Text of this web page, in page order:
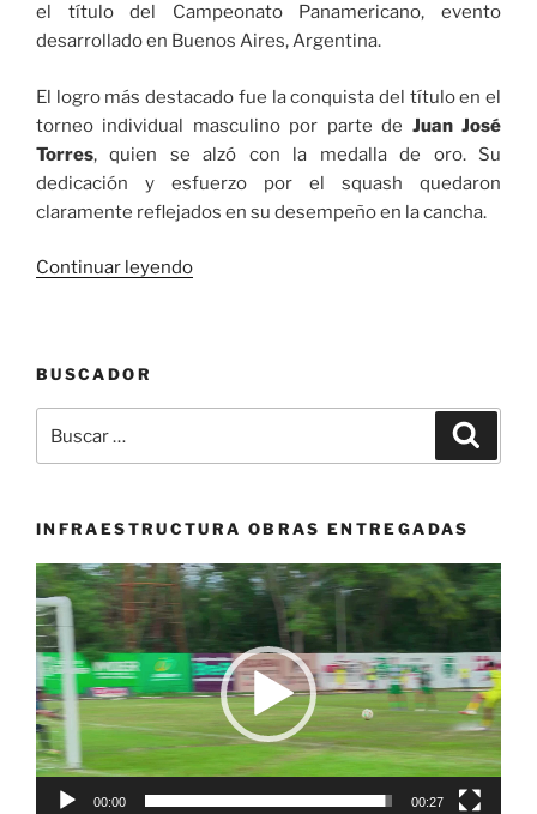
el título del Campeonato Panamericano, evento
desarrollado en Buenos Aires, Argentina.
El logro más destacado fue la conquista del título en el
torneo individual masculino por parte de Juan José
Torres, quien se alzó con la medalla de oro. Su
dedicación y esfuerzo por el squash quedaron
claramente reflejados en su desempeño en la cancha.
Continuar leyendo«Selección
campeón
BUSCADOR
por:
INFRAESTRUCTURA OBRAS ENTREGADAS
Reproductor
de
vídeo
00:00 00:27